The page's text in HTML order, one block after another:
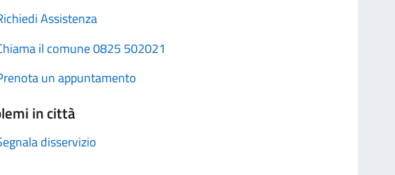
Assistenza
il comune 0825 502021
un appuntamento
in città
disservizio